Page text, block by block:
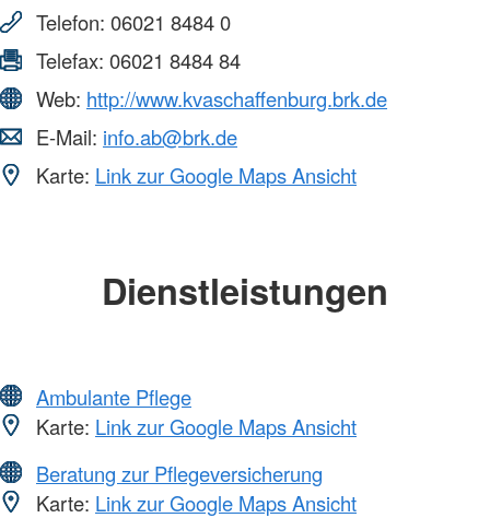
Telefon: 06021 8484 0
Telefax: 06021 8484 84
Web: http://www.kvaschaffenburg.brk.de
E-Mail: info.ab@brk.de
Karte: Link zur Google Maps Ansicht
Dienstleistungen
Ambulante Pflege
Karte: Link zur Google Maps Ansicht
Beratung zur Pflegeversicherung
Karte: Link zur Google Maps Ansicht